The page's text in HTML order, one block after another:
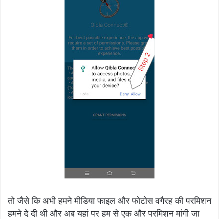
तो जैसे कि अभी हमने मीडिया फाइल और फोटोस वगैरह की परमिशन
हमने दे दी थी और अब यहां पर हम से एक और परमिशन मांगी जा